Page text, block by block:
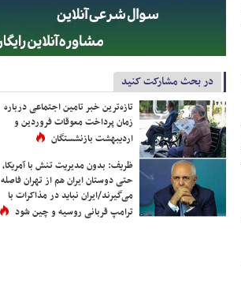
در بحث مشارکت کنید
تازه‌ترین خبر تامین اجتماعی درباره
زمان پرداخت معوقات فروردین و
اردیبهشت بازنشستگان
ظریف: بدون مدیریت تنش با آمریکا،
حتی دوستان ایران هم از تهران فاصله
می‌گیرند/ایران نباید در مذاکرات با
ترامپ قربانی روسیه و چین شود